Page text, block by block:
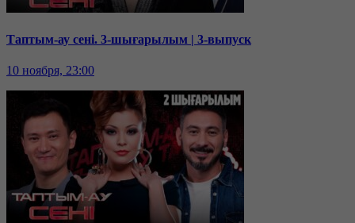
Таптым-ау сені. 3-шығарылым | 3-выпуск
10 ноября, 23:00